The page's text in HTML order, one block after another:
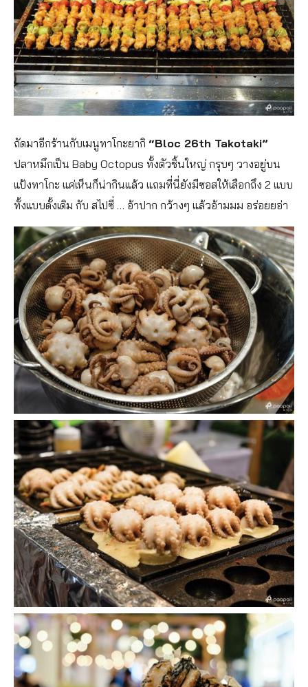
ถัดมาอีกร้านกับเมนูทาโกะยากิ “Bloc 26th Takotaki”
ปลาหมึกเป็น Baby Octopus ทั้งตัวชิ้นใหญ่ กรุบๆ วางอยู่บน
แป้งทาโกะ แค่เห็นก็น่ากินแล้ว แถมที่นี่ยังมีซอสให้เลือกถึง 2 แบบ
ทั้งแบบดั้งเดิม กับ สไปซี่ … อ้าปาก กว้างๆ แล้วอ้ามมม อร่อยยอ่า